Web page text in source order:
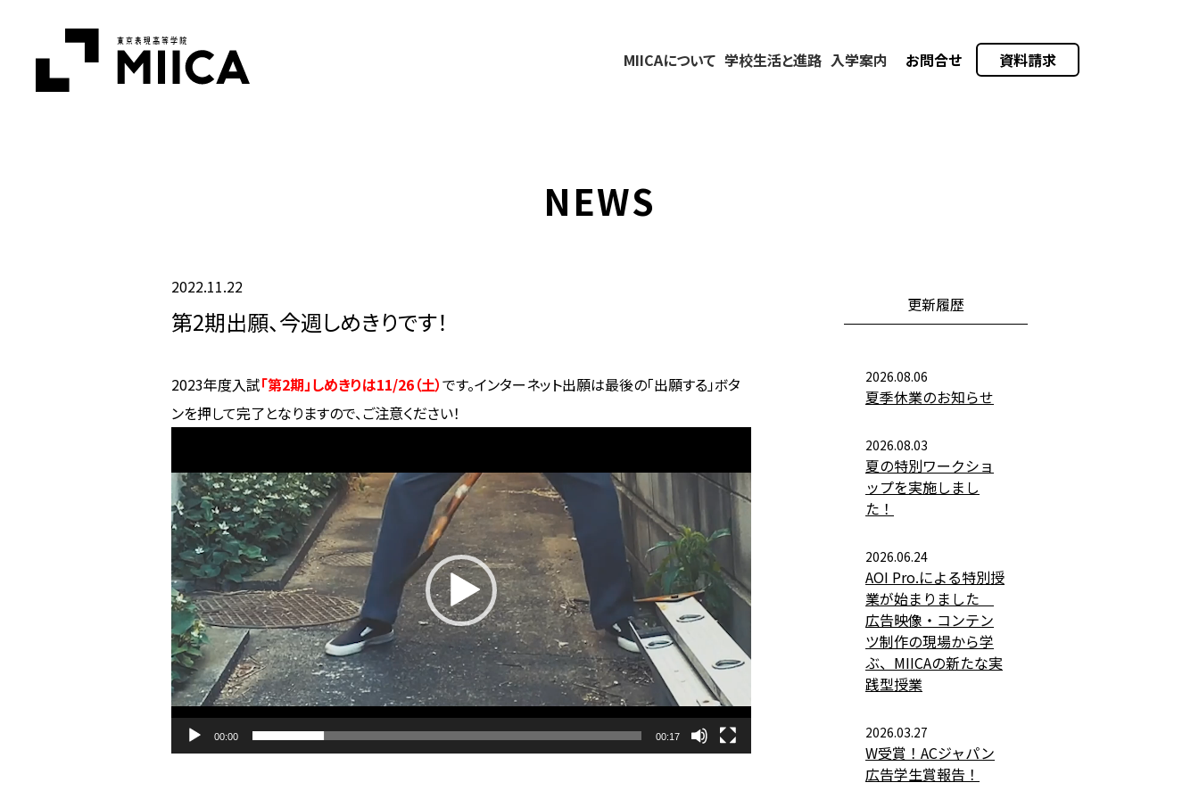
MIICAについて 学校生活と進路 入学案内 お問合せ 資料請求
NEWS
2022.11.22
第2期出願、今週しめきりです！
2023年度入試「第2期」しめきりは11/26（土）です。インターネット出願は最後の「出願する」ボタ
ンを押して完了となりますので、ご注意ください！
プ
レ
ー
ヤ
ー
00:00 00:17
更新履歴
2026.08.06
夏季休業のお知らせ
2026.08.03
夏の特別ワークショ
ップを実施しまし
た！
2026.06.24
AOI Pro.による特別授
業が始まりました
広告映像・コンテン
ツ制作の現場から学
ぶ、MIICAの新たな実
践型授業
2026.03.27
W受賞！ACジャパン
広告学生賞報告！